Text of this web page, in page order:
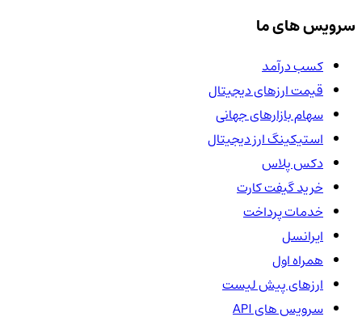
سرویس های ما
کسب درآمد
قیمت ارزهای دیجیتال
سهام بازارهای جهانی
استیکینگ ارز دیجیتال
دکس پلاس
خرید گیفت کارت
خدمات پرداخت
ایرانسل
همراه اول
ارزهای پیش لیست
سرویس های API